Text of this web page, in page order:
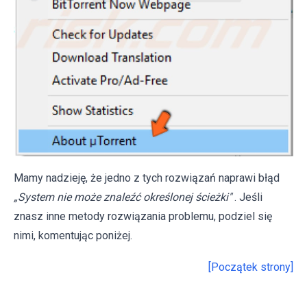
Mamy nadzieję, że jedno z tych rozwiązań naprawi błąd
„System nie może znaleźć określonej ścieżki" . Jeśli
znasz inne metody rozwiązania problemu, podziel się
nimi, komentując poniżej.
[Początek strony]